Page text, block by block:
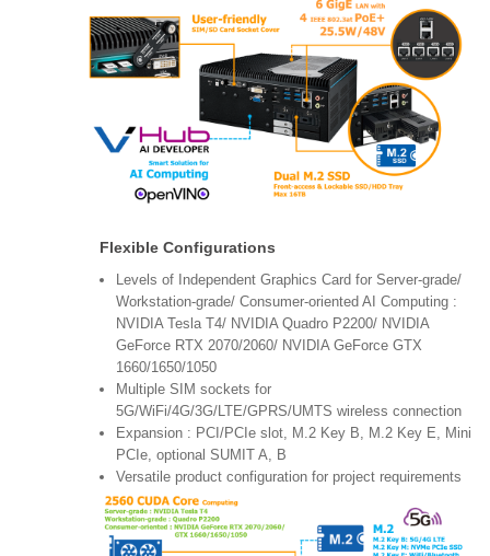
Flexible Configurations
Levels of Independent Graphics Card for Server-grade/
Workstation-grade/ Consumer-oriented AI Computing :
NVIDIA Tesla T4/ NVIDIA Quadro P2200/ NVIDIA
GeForce RTX 2070/2060/ NVIDIA GeForce GTX
1660/1650/1050
Multiple SIM sockets for
5G/WiFi/4G/3G/LTE/GPRS/UMTS wireless connection
Expansion : PCI/PCIe slot, M.2 Key B, M.2 Key E, Mini
PCIe, optional SUMIT A, B
Versatile product configuration for project requirements